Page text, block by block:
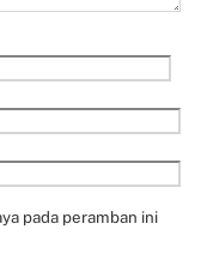
pada peramban ini